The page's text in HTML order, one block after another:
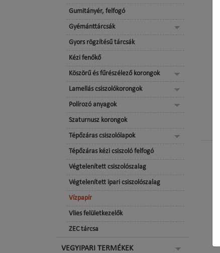
Gumitányér, felfogó
Gyémánttárcsák
Gyors rögzítésű tárcsák
Kézi fenőkő
Köszörű és fűrészélező korongok
Lamellás csiszolókorongok
Polírozó anyagok
Szaturnusz korongok
Tépőzáras csiszolólapok
Tépőzáras kézi csiszoló felfogó
Végtelenített csiszolószalag
Végtelenített ipari csiszolószalag
Vízpapír
Vlies felületkezelők
ZEC tárcsa
VEGYIPARI TERMÉKEK